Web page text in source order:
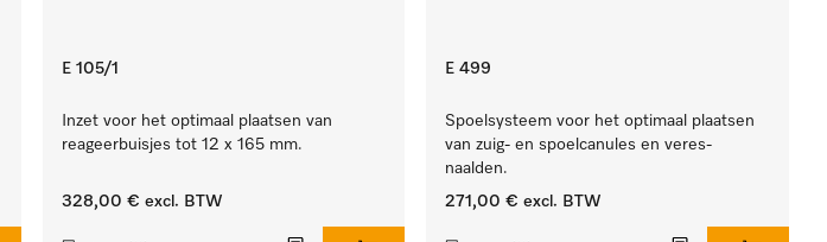
E 105/1
Inzet voor het optimaal plaatsen van
reageerbuisjes tot 12 x 165 mm.
328,00 € excl. BTW
E 499
Spoelsysteem voor het optimaal plaatsen
van zuig- en spoelcanules en veres-
naalden.
271,00 € excl. BTW